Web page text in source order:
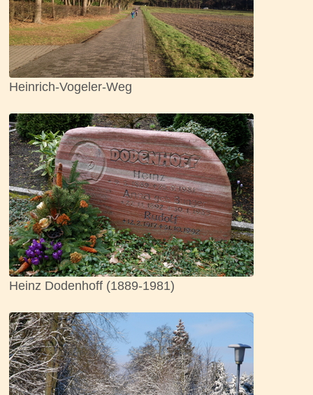
Heinrich-Vogeler-Weg
Heinz Dodenhoff (1889-1981)